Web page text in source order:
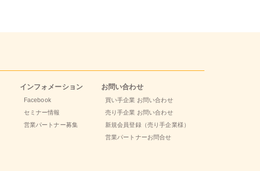
インフォメーション
Facebook
セミナー情報
営業パートナー募集
お問い合わせ
買い手企業 お問い合わせ
売り手企業 お問い合わせ
新規会員登録（売り手企業様）
営業パートナーお問合せ